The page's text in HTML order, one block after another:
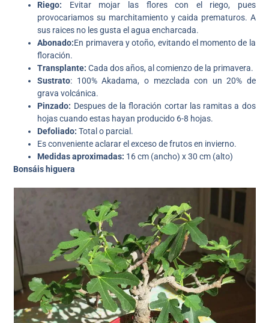
Riego: Evitar mojar las flores con el riego, pues
provocariamos su marchitamiento y caida prematuros. A
sus raices no les gusta el agua encharcada.
Abonado:En primavera y otoño, evitando el momento de la
floración.
Transplante: Cada dos años, al comienzo de la primavera.
Sustrato: 100% Akadama, o mezclada con un 20% de
grava volcánica.
Pinzado: Despues de la floración cortar las ramitas a dos
hojas cuando estas hayan producido 6-8 hojas.
Defoliado: Total o parcial.
Es conveniente aclarar el exceso de frutos en invierno.
Medidas aproximadas: 16 cm (ancho) x 30 cm (alto)
Bonsáis higuera